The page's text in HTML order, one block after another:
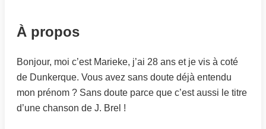
À propos
Bonjour, moi c’est Marieke, j’ai 28 ans et je vis à coté
de Dunkerque. Vous avez sans doute déjà entendu
mon prénom ? Sans doute parce que c’est aussi le titre
d’une chanson de J. Brel !